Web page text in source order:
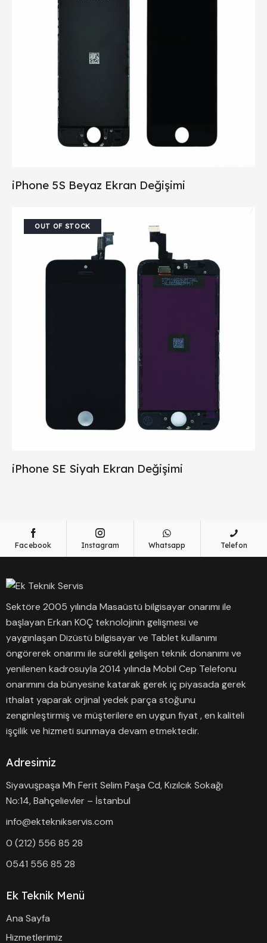
iPhone 5S Beyaz Ekran Değişimi
OUT OF STOCK
iPhone SE Siyah Ekran Değişimi
Facebook Instagram Whatsapp Telefon
Sektöre 2005 yılında Masaüstü bilgisayar onarımı ile
başlayan Erkan KOÇ teknolojinin gelişmesi ve
yaygınlaşan Dizüstü bilgisayar ve Tablet kullanımı
öngörerek onarımı ile sürekli gelişen teknik donanımı ve
yenilenen kadrosuyla 2014 yılında Mobil Cep Telefonu
onarımını da bünyesine katarak gerek iç piyasada gerek
ithalat yaparak orjinal yedek parça stoğunu
zenginleştirmiş ve müşterilere en uygun fiyat , en kaliteli
işçilik ve hizmeti sunmaya devam etmektedir.
Adresimiz
Siyavuşpaşa Mh Ferit Selim Paşa Cd, Kızılcık Sokağı
No:14, Bahçelievler – İstanbul
info@ekteknikservis.com
0 (212) 556 85 28
0541 556 85 28
Ek Teknik Menü
Ana Sayfa
Hizmetlerimiz